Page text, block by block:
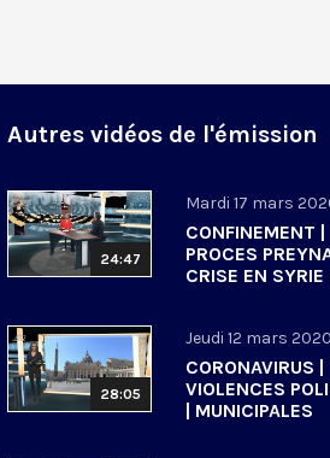
Autres vidéos de l'émission
24:47
Mardi 17 mars
CONFINEMENT |
PROCES
CRISE EN SYRIE
28:05
Jeudi 12 mars 2020
CORONAVIRUS |
VIOLENCES
| MUNICIPALES